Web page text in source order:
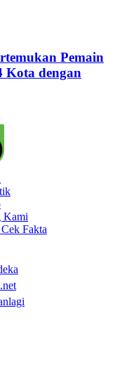
Pemain
Kota dengan
Kami
Fakta